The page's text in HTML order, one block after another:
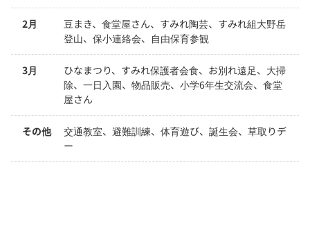
2月
豆まき、食堂屋さん、すみれ陶芸、すみれ組大野岳
登山、保小連絡会、自由保育参観
3月
ひなまつり、すみれ保護者会食、お別れ遠足、大掃
除、一日入園、物品販売、小学6年生交流会、食堂
屋さん
その他
交通教室、避難訓練、体育遊び、誕生会、草取りデ
ー